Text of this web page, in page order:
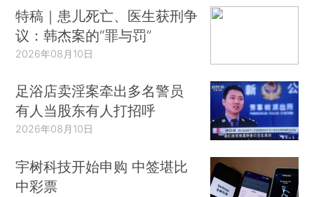
特稿｜患儿死亡、医生获刑争
议：韩杰案的“罪与罚”
2026年08月10日
足浴店卖淫案牵出多名警员
有人当股东有人打招呼
2026年08月10日
宇树科技开始申购 中签堪比
中彩票